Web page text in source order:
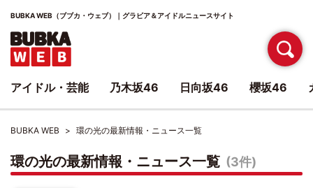
BUBKA WEB（ブブカ・ウェブ）｜グラビア＆アイドルニュースサイト
BUBKA WEB 環の光の最新情報・ニュース一覧
環の光の最新情報・ニュース一覧 (3件)
アイドル・芸能 乃木坂46 日向坂46 櫻坂46